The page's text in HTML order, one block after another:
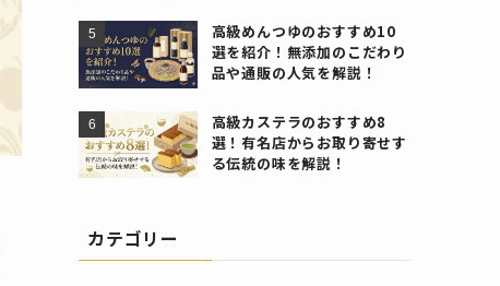
高級めんつゆのおすすめ10
選を紹介！無添加のこだわり
品や通販の人気を解説！
高級カステラのおすすめ8
選！有名店からお取り寄せす
る伝統の味を解説！
カテゴリー